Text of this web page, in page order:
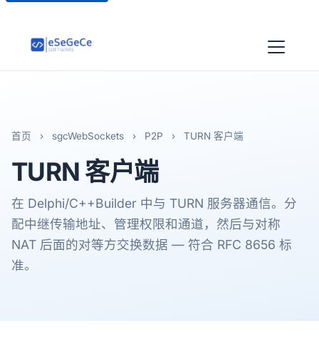
首页 › sgcWebSockets › P2P › TURN 客户端
TURN客户端
在 Delphi/C++Builder 中与 TURN 服务器通信。分
配中继传输地址、管理权限和通道，然后与对称
NAT 后面的对等方交换数据 — 符合 RFC 8656 标
准。